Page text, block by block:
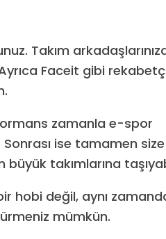
Takım
Faceit gibi
zamanla e-spor
ise tamamen size
büyük takımlarına
hobi değil, aynı
mümkün.